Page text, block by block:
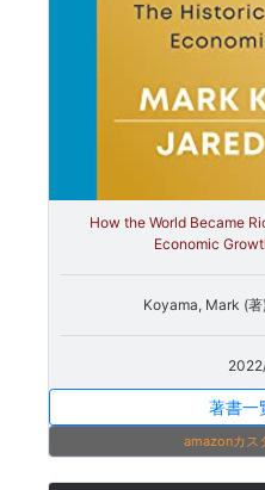
How the World Became
Economic
Koyama, Mark (
著書一
amazonカス